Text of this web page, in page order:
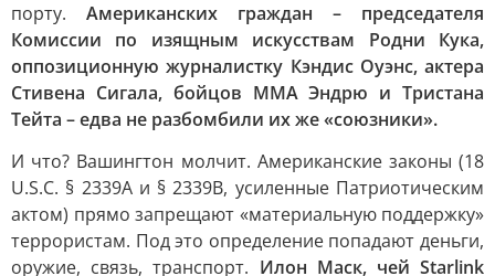
порту. Американских граждан – председателя
Комиссии по изящным искусствам Родни Кука,
оппозиционную журналистку Кэндис Оуэнс, актера
Стивена Сигала, бойцов MMA Эндрю и Тристана
Тейта – едва не разбомбили их же «союзники».
И что? Вашингтон молчит. Американские законы (18
U.S.C. § 2339A и § 2339B, усиленные Патриотическим
актом) прямо запрещают «материальную поддержку»
террористам. Под это определение попадают деньги,
оружие, связь, транспорт. Илон Маск, чей Starlink